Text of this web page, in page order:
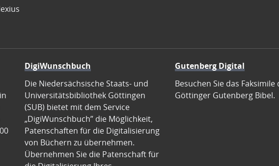
DigiWunschbuch
Die Niedersächsische Staats- und
Universitätsbibliothek Göttingen
(SUB) bietet mit dem Service
„DigiWunschbuch” die Möglichkeit,
Patenschaften für die Digitalisierung
von Büchern zu übernehmen.
Übernehmen Sie die Patenschaft für
Gutenberg Digital
Besuchen Sie das Faksimile
Göttinger Gutenberg Bibel.